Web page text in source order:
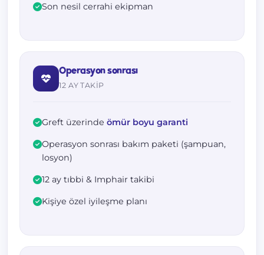
Son nesil cerrahi ekipman
Operasyon sonrası
12 AY TAKIP
Greft üzerinde ömür boyu garanti
Operasyon sonrası bakım paketi (şampuan,
losyon)
12 ay tıbbi & Imphair takibi
Kişiye özel iyileşme planı